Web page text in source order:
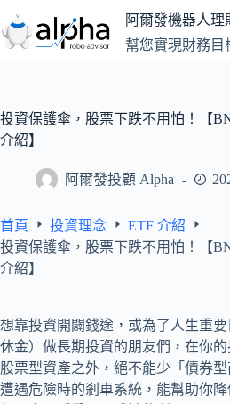
至
主
容
阿爾發機器人理
幫您實現財務目
投資保護傘，股票下跌不用怕！【
介紹】
阿爾發投顧 Alpha
首頁 投資理念
ETF 介紹
投資保護傘，股票下跌不用怕！【
介紹】
想靠投資開闢錢途，或為了人生重
休金）做長期投資的朋友們，在你
股票型資產之外，絕不能少「債券
遭遇危險時的剎車系統，能幫助你降